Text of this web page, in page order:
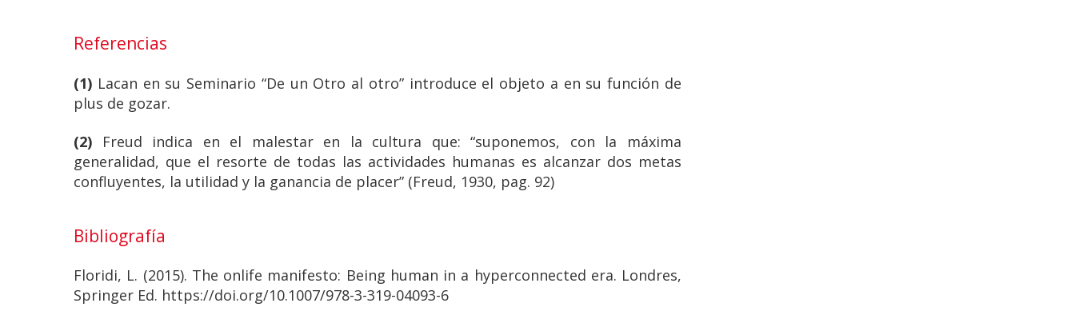
Referencias
(1) Lacan en su Seminario “De un Otro al otro” introduce el objeto a en su función de
plus de gozar.
(2) Freud indica en el malestar en la cultura que: “suponemos, con la máxima
generalidad, que el resorte de todas las actividades humanas es alcanzar dos metas
confluyentes, la utilidad y la ganancia de placer” (Freud, 1930, pag. 92)
Bibliografía
Floridi, L. (2015). The onlife manifesto: Being human in a hyperconnected era. Londres,
Springer Ed. https://doi.org/10.1007/978-3-319-04093-6